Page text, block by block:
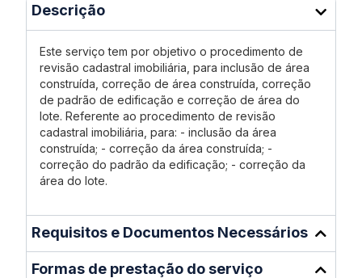
Descrição
Este serviço tem por objetivo o procedimento de
revisão cadastral imobiliária, para inclusão de área
construída, correção de área construída, correção
de padrão de edificação e correção de área do
lote. Referente ao procedimento de revisão
cadastral imobiliária, para: - inclusão da área
construída; - correção da área construída; -
correção do padrão da edificação; - correção da
área do lote.
Requisitos e Documentos Necessários
Formas de prestação do serviço